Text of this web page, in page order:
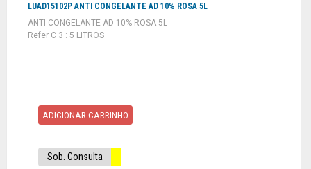
LUAD15102P ANTI CONGELANTE AD 10% ROSA 5L
ANTI CONGELANTE AD 10% ROSA 5L
Refer C 3 : 5 LITROS
ADICIONAR CARRINHO
Sob. Consulta